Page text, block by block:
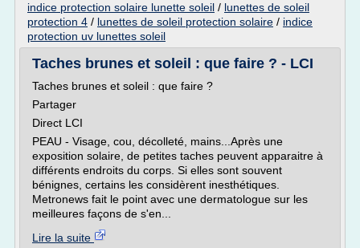
indice protection solaire lunette soleil / lunettes de soleil
protection 4 / lunettes de soleil protection solaire / indice
protection uv lunettes soleil
Taches brunes et soleil : que faire ? - LCI
Taches brunes et soleil : que faire ?
Partager
Direct LCI
PEAU - Visage, cou, décolleté, mains...Après une
exposition solaire, de petites taches peuvent apparaitre à
différents endroits du corps. Si elles sont souvent
bénignes, certains les considèrent inesthétiques.
Metronews fait le point avec une dermatologue sur les
meilleures façons de s'en...
Lire la suite